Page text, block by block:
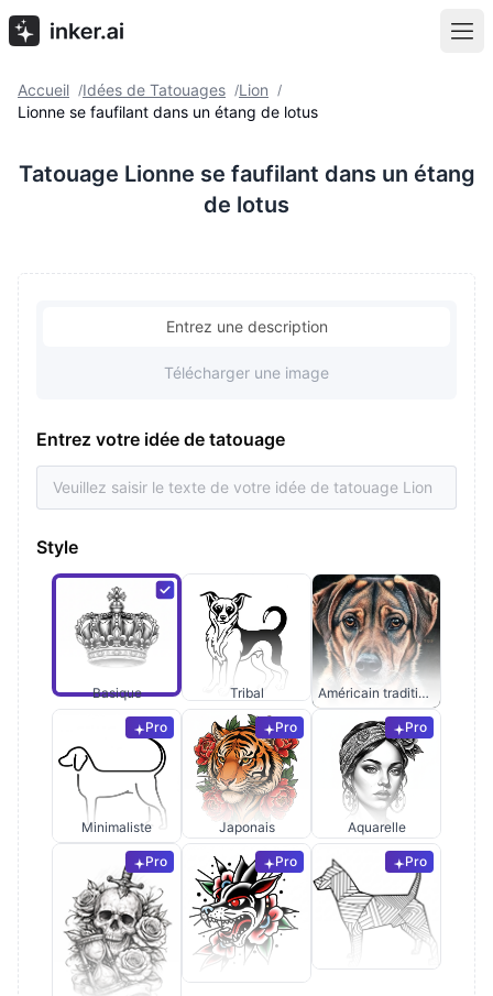
Accueil /Idées de Tatouages /Lion /
Lionne se faufilant dans un étang de lotus
Tatouage Lionne se faufilant dans un étang
de lotus
Entrez une description
Télécharger une image
Entrez votre idée de tatouage
Style
Basique Tribal Américain traditionnel
Pro
Minimaliste
Pro
Japonais
Pro
Aquarelle
Pro Pro Pro